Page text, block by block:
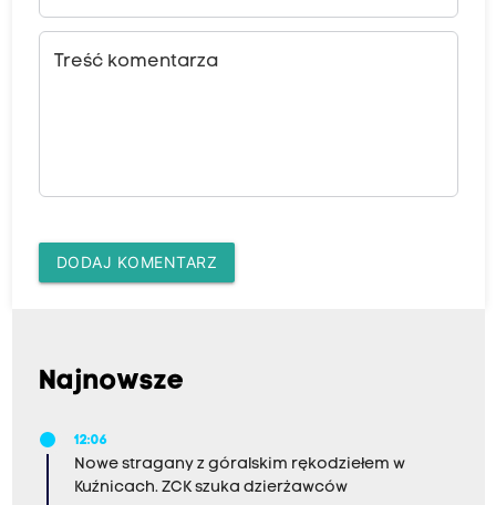
Treść komentarza
DODAJ KOMENTARZ
Najnowsze
12:06
Nowe stragany z góralskim rękodziełem w
Kuźnicach. ZCK szuka dzierżawców